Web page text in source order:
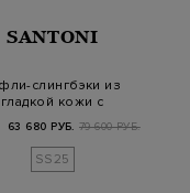
SANTONI
слингбэки из
гладкой кожи с
мыском
63 680 РУБ. 79 600 РУБ.
SS25